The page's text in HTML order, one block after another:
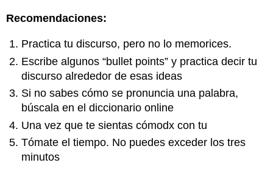
Recomendaciones:
Practica tu discurso, pero no lo memorices.
Escribe algunos “bullet points” y practica decir tu
discurso alrededor de esas ideas
Si no sabes cómo se pronuncia una palabra,
búscala en el diccionario online
Una vez que te sientas cómodx con tu
Tómate el tiempo. No puedes exceder los tres
minutos